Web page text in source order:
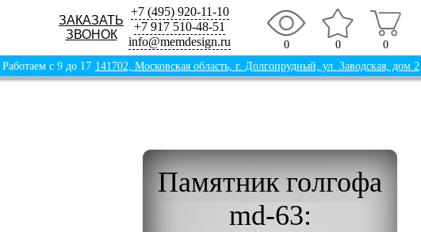
0 0 0
ЗАКАЗАТЬ
ЗВОНОК
+7 (495) 920-11-10
+7 917 510-48-51
info@memdesign.ru
Работаем с 9 до 17 141702, Московская область, г. Долгопрудный, ул. Заводская, дом 2
Памятник голгофа
md-63: